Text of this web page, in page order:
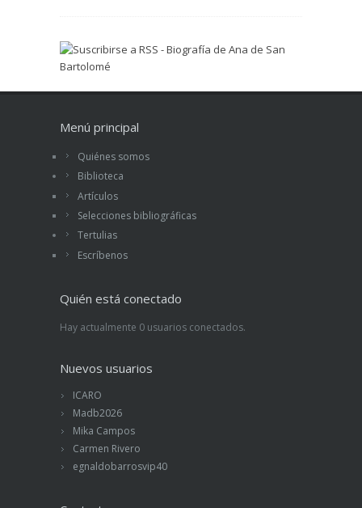
Menú principal
Quiénes somos
Biblioteca
Artículos
Selecciones bibliográficas
Tertulias
Escríbenos
Quién está conectado
Hay actualmente 0 usuarios conectados.
Nuevos usuarios
ICARO
Madb2026
Mika Campos
Carmen Rivero
egnaldobarrosvip40